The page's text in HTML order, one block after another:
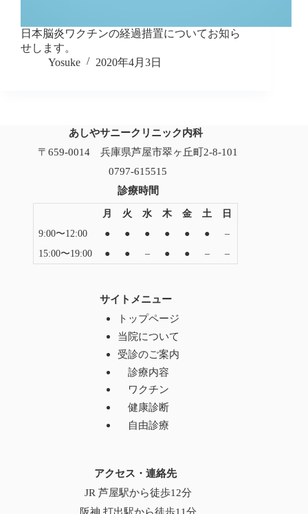
日本脳炎ワクチンの経過措置についてお知ら
せします。
Yosuke
2020年4月3日
あしやサニークリニック内科
〒659-0014 兵庫県芦屋市翠ヶ丘町2-8-101
0797-615515
診療時間
月 火 水 木 金 土
日
9:00〜12:00
● ● ● ● ● ●
–
15:00〜19:00
● ● – ● ● – –
サイトメニュー
トップページ
当院について
受診のご案内
診療内容
ワクチン
健康診断
自由診療
アクセス・連絡先
JR 芦屋駅から徒歩12分
阪神 打出駅から徒歩11分